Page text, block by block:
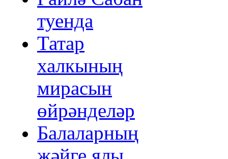
туенда
Татар
халкының
мирасын
өйрәнделәр
Балаларның